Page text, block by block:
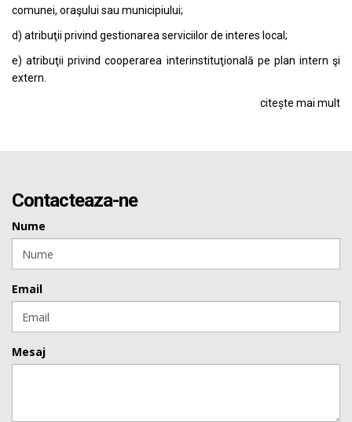
comunei, oraşului sau municipiului;
d) atribuţii privind gestionarea serviciilor de interes local;
e) atribuţii privind cooperarea interinstituţională pe plan intern şi
extern.
citește mai mult
Contacteaza-ne
Nume
Email
Mesaj